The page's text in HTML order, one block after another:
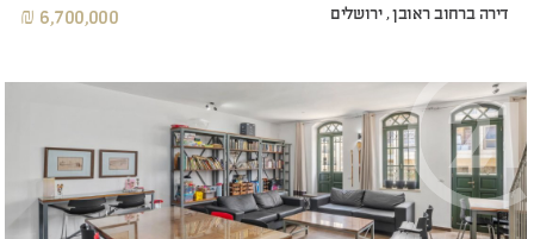
דירה ברחוב ראובן , ירושלים 6,700,000 ₪